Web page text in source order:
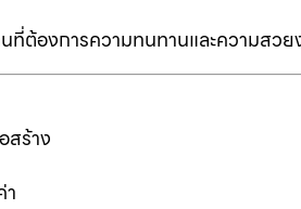
ที่ต้องการความทนทานและความสวย
สร้าง